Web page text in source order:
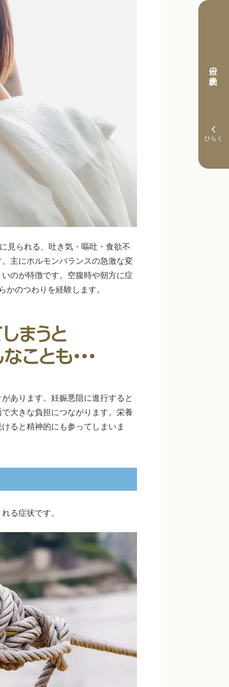
本日の予約状況
見られる、吐き気・嘔吐・食欲不
主にホルモンバランスの急激な変
のが特徴です。空腹時や朝方に症
のつわりを経験します。
あります。妊娠悪阻に進行すると
大きな負担につながります。栄養
ると精神的にも参ってしまいま
る症状です。